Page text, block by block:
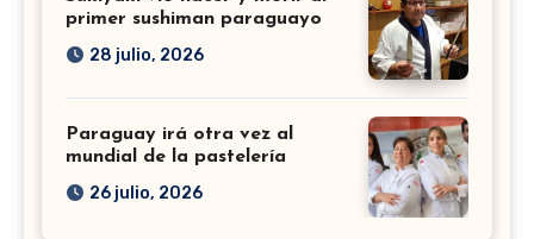
primer sushiman paraguayo
28 julio, 2026
Paraguay irá otra vez al
mundial de la pastelería
26 julio, 2026